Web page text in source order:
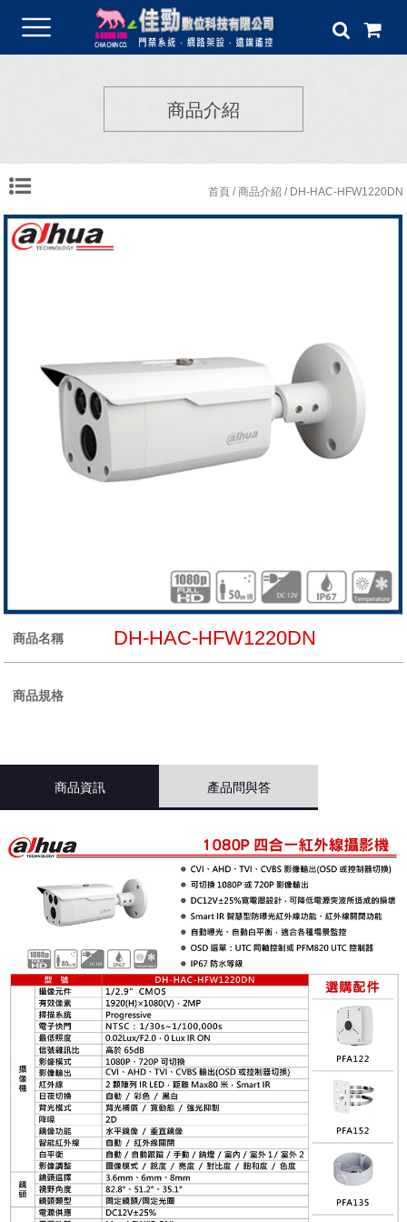
商品介紹
首頁/商品介紹 / DH-HAC-HFW1220DN
商品名稱 DH-HAC-HFW1220DN
商品規格
商品資訊 產品問與答